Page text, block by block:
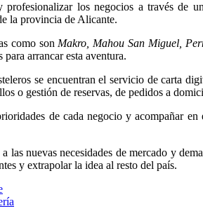
los negocios a través de
la provincia de Alicante.
como son Makro, Mahou San Miguel,
arrancar esta aventura.
se encuentran el servicio de carta
o gestión de reservas, de pedidos a
de cada negocio y acompañar
las nuevas necesidades de mercado y
y extrapolar la idea al resto del país.